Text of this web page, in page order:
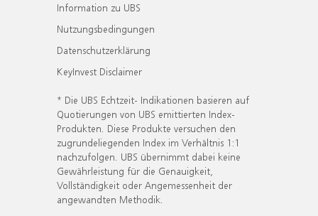
Information zu UBS
Nutzungsbedingungen
Datenschutzerklärung
KeyInvest Disclaimer
* Die UBS Echtzeit- Indikationen basieren auf
Quotierungen von UBS emittierten Index-
Produkten. Diese Produkte versuchen den
zugrundeliegenden Index im Verhältnis 1:1
nachzufolgen. UBS übernimmt dabei keine
Gewährleistung für die Genauigkeit,
Vollständigkeit oder Angemessenheit der
angewandten Methodik.